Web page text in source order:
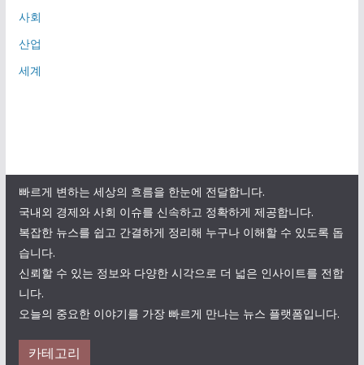
사회
산업
세계
빠르게 변하는 세상의 흐름을 한눈에 전달합니다.
국내외 경제와 사회 이슈를 신속하고 정확하게 제공합니다.
복잡한 뉴스를 쉽고 간결하게 정리해 누구나 이해할 수 있도록 돕
습니다.
신뢰할 수 있는 정보와 다양한 시각으로 더 넓은 인사이트를 전합
니다.
오늘의 중요한 이야기를 가장 빠르게 만나는 뉴스 플랫폼입니다.
카테고리